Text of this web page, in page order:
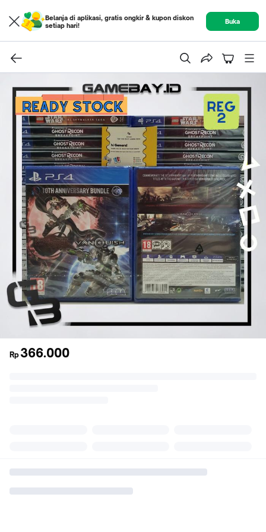
Belanja di aplikasi, gratis ongkir & kupon diskon
setiap hari!
Buka
Rp 366.000